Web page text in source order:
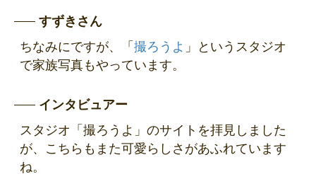
すずきさん
ちなみにですが、「 撮ろうよ 」というスタジオ
で家族写真もやっています。
インタビュアー
スタジオ「撮ろうよ」のサイトを拝見しました
が、こちらもまた可愛らしさがあふれています
ね。